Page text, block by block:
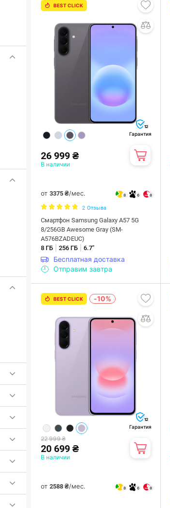
BEST CLICK
12
Гарантия
26 999 ₴
В наличии
от 3375 ₴/мес. 8 6 8
2 Отзыва
Смартфон Samsung Galaxy A57 5G
8/256GB Awesome Gray (SM-
A576BZADEUC)
8 ГБ
256 ГБ 6.7"
Бесплатная доставка
Отправим завтра
BEST CLICK -10%
12
Гарантия
22 999 ₴
20 699 ₴
В наличии
от 2588 ₴/мес. 8 6 8